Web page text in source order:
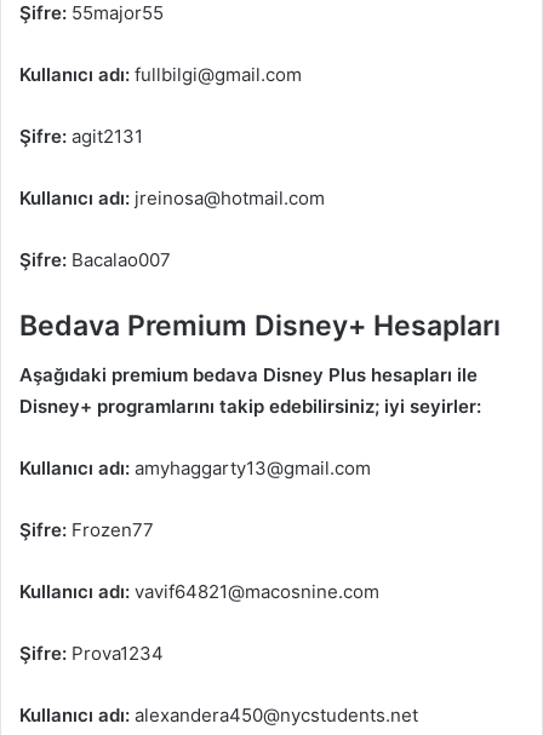
Şifre: 55major55
Kullanıcı adı: fullbilgi@gmail.com
Şifre: agit2131
Kullanıcı adı: jreinosa@hotmail.com
Şifre: Bacalao007
Bedava Premium Disney+ Hesapları
Aşağıdaki premium bedava Disney Plus hesapları ile
Disney+ programlarını takip edebilirsiniz; iyi seyirler:
Kullanıcı adı: amyhaggarty13@gmail.com
Şifre: Frozen77
Kullanıcı adı: vavif64821@macosnine.com
Şifre: Prova1234
Kullanıcı adı: alexandera450@nycstudents.net